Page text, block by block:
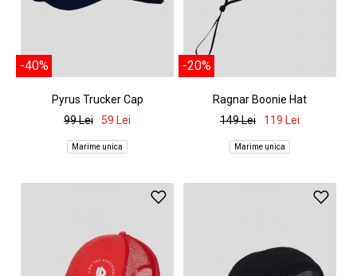
-40%
Pyrus Trucker Cap
99 Lei
59 Lei
Marime unica
-20%
Ragnar Boonie Hat
149 Lei
119 Lei
Marime unica